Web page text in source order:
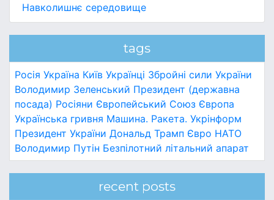
Навколишнє середовище
tags
Росія Україна Київ Українці Збройні сили України
Володимир Зеленський Президент (державна
посада) Росіяни Європейський Союз Європа
Українська гривня Машина. Ракета. Укрінформ
Президент України Дональд Трамп Євро НАТО
Володимир Путін Безпілотний літальний апарат
recent posts